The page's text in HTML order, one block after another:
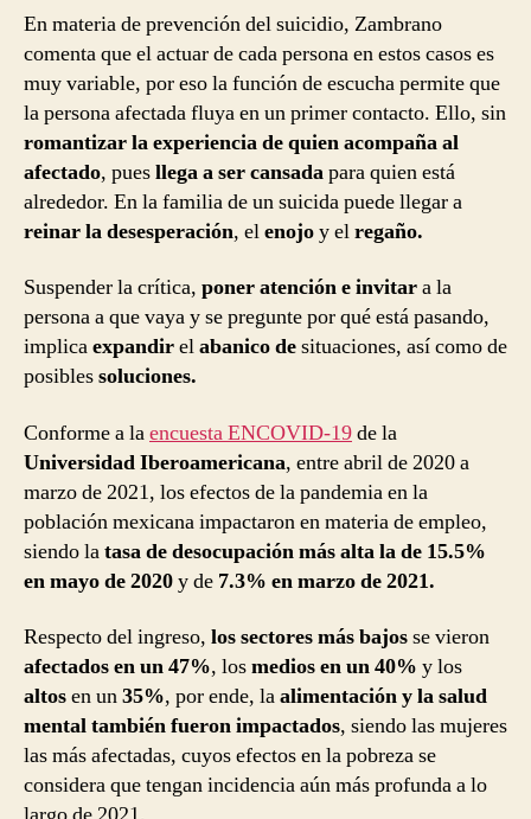
En materia de prevención del suicidio, Zambrano
comenta que el actuar de cada persona en estos casos es
muy variable, por eso la función de escucha permite que
la persona afectada fluya en un primer contacto. Ello, sin
romantizar la experiencia de quien acompaña al
afectado, puesllega a ser cansadapara quien está
alrededor. En la familia de un suicida puede llegar a
reinar la desesperación, elenojoy elregaño.
Suspender la crítica, poner atención e invitara la
persona a que vaya y se pregunte por qué está pasando,
implicaexpandirelabanico desituaciones, así como de
posiblessoluciones.
Conforme a laencuesta ENCOVID-19de la
Universidad Iberoamericana, entre abril de 2020 a
marzo de 2021, los efectos de la pandemia en la
población mexicana impactaron en materia de empleo,
siendo latasa de desocupación más alta la de 15.5%
en mayo de 2020y de 7.3% en marzo de 2021.
Respecto del ingreso, los sectores más bajosse vieron
afectados en un 47%, losmedios en un 40% y los
altosen un35%, por ende, laalimentación y la salud
mental también fueron impactados, siendo las mujeres
las más afectadas, cuyos efectos en la pobreza se
considera que tengan incidencia aún más profunda a lo